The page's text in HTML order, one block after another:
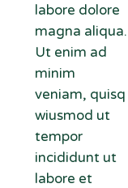
labore dolore
magna aliqua.
Ut enim ad
minim
veniam, quisq
wiusmod ut
tempor
incididunt ut
labore et